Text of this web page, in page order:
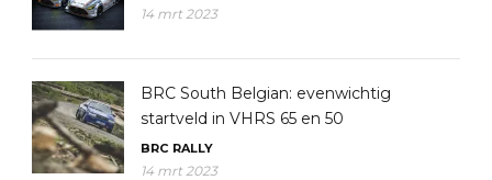
14 mrt 2023
BRC South Belgian: evenwichtig
startveld in VHRS 65 en 50
BRC RALLY
14 mrt 2023